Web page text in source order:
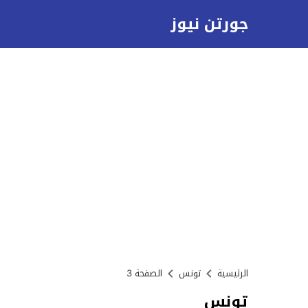
جورتن نيوز
الرئيسية تونس الصفحة 3
تونس